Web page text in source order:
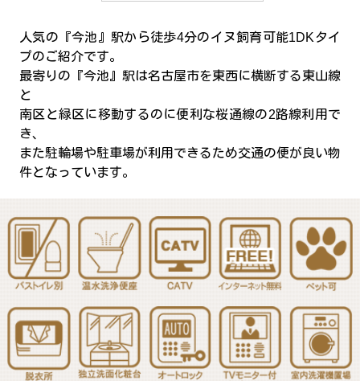
人気の『今池』駅から徒歩4分のイヌ飼育可能1DKタイ
プのご紹介です。
最寄りの『今池』駅は名古屋市を東西に横断する東山線
と
南区と緑区に移動するのに便利な桜通線の2路線利用で
き、
また駐輪場や駐車場が利用できるため交通の便が良い物
件となっています。